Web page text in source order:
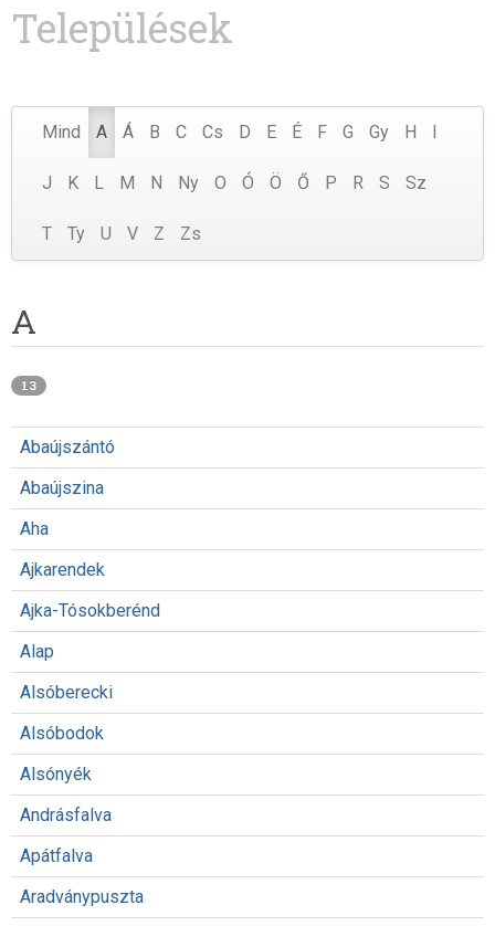
Települések
Mind A Á B C Cs D E É F G Gy H
J K L M N Ny O Ó Ö Ő P R S Sz
T Ty U V Z Zs
A
13
Abaújszántó
Abaújszina
Aha
Ajkarendek
Ajka-Tósokberénd
Alap
Alsóberecki
Alsóbodok
Alsónyék
Andrásfalva
Apátfalva
Aradványpuszta